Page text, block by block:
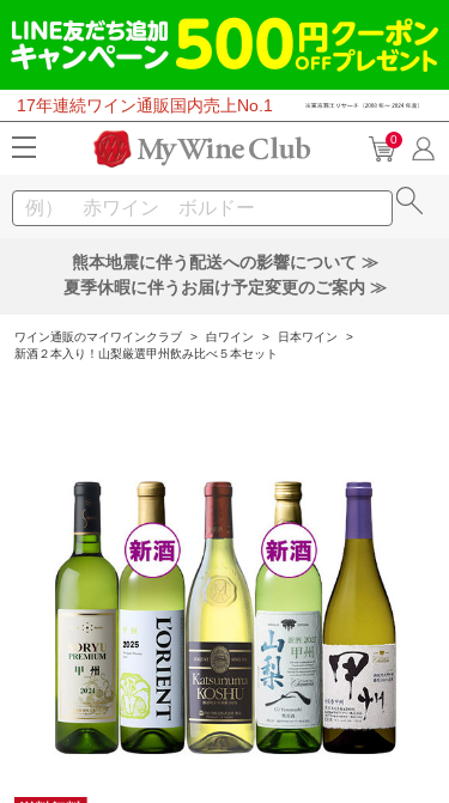
17年連続ワイン通販国内売上No.1
0
熊本地震に伴う配送への影響について ≫
夏季休暇に伴うお届け予定変更のご案内 ≫
ワイン通販のマイワインクラブ > 白ワイン > 日本ワイン
>
新酒２本入り！山梨厳選甲州飲み比べ５本セット